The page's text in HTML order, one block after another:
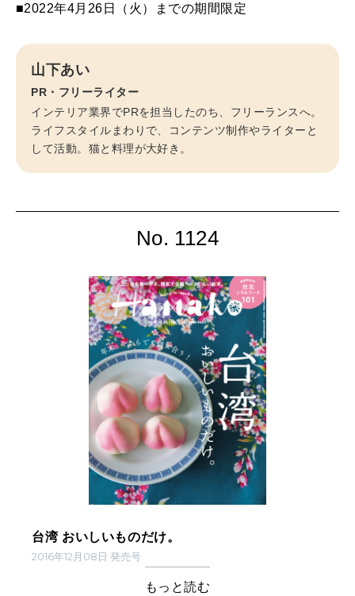
■2022年4月26日（火）までの期間限定
山下あい
PR・フリーライター
インテリア業界でPRを担当したのち、フリーランスへ。
ライフスタイルまわりで、コンテンツ制作やライターと
して活動。猫と料理が大好き。
No. 1124
台湾 おいしいものだけ。
2016年12月08日 発売号
もっと読む